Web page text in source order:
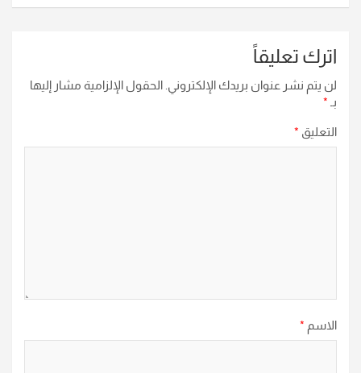
اترك تعليقاً
لن يتم نشر عنوان بريدك الإلكتروني. الحقول الإلزامية مشار إليها
بـ *
التعليق *
الاسم *